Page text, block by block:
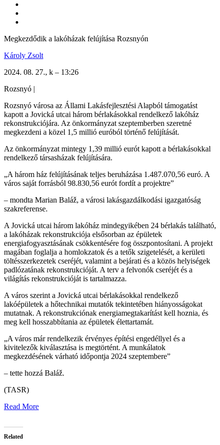
Megkezdődik a lakóházak felújítása Rozsnyón
Károly Zsolt
2024. 08. 27., k – 13:26
Rozsnyó |
Rozsnyó városa az Állami Lakásfejlesztési Alapból támogatást
kapott a Jovická utcai három bérlakásokkal rendelkező lakóház
rekonstrukciójára. Az önkormányzat szeptemberben szeretné
megkezdeni a közel 1,5 millió euróból történő felújítását.
Az önkormányzat mintegy 1,39 millió eurót kapott a bérlakásokkal
rendelkező társasházak felújítására.
„A három ház felújításának teljes beruházása 1.487.070,56 euró. A
város saját forrásból 98.830,56 eurót fordít a projektre”
– mondta Marian Baláž, a városi lakásgazdálkodási igazgatóság
szakreferense.
A Jovická utcai három lakóház mindegyikében 24 bérlakás található,
a lakóházak rekonstrukciója elsősorban az épületek
energiafogyasztásának csökkentésére fog összpontosítani. A projekt
magában foglalja a homlokzatok és a tetők szigetelését, a kerületi
töltésszerkezetek cseréjét, valamint a bejárati és a közös helyiségek
padlózatának rekonstrukcióját. A terv a felvonók cseréjét és a
világítás rekonstrukcióját is tartalmazza.
A város szerint a Jovická utcai bérlakásokkal rendelkező
lakóépületek a hőtechnikai mutatók tekintetében hiányosságokat
mutatnak. A rekonstrukciónak energiamegtakarítást kell hoznia, és
meg kell hosszabbítania az épületek élettartamát.
„A város már rendelkezik érvényes építési engedéllyel és a
kivitelezők kiválasztása is megtörtént. A munkálatok
megkezdésének várható időpontja 2024 szeptembere”
– tette hozzá Baláž.
(TASR)
Read More
Related